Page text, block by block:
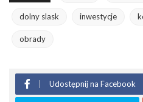
dolny slask inwestycje
obrady
Udostępnij na Facebook